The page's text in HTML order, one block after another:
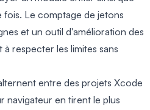
Le comptage de jetons
et un outil d'amélioration des
respecter les limites sans
entre des projets Xcode
navigateur en tirent le plus